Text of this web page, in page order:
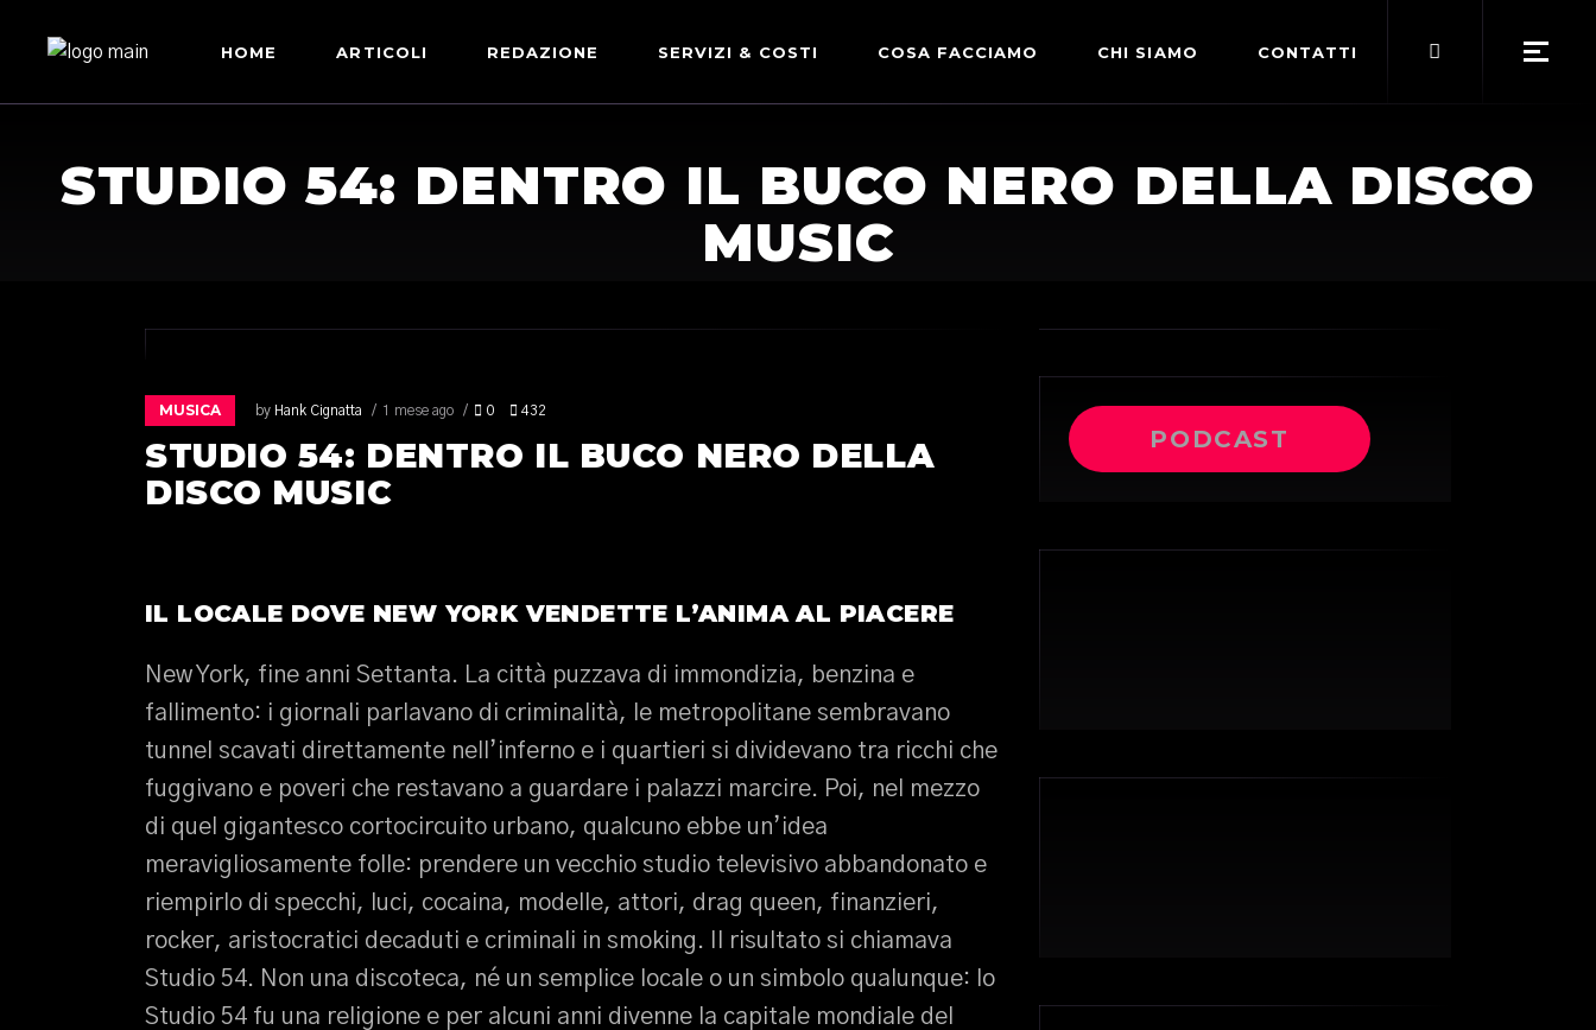
HOME ARTICOLI REDAZIONE SERVIZI & COSTI
LE NOSTRE PARTNERSHIP
COMUNICAZIONE EXPRESS
COSA FACCIAMO CHI SIAMO
TERMINI DI SERVIZIO
CONTATTI
STUDIO 54: DENTRO IL BUCO NERO DELLA DISCO
MUSIC
MUSICA by Hank Cignatta 1 mese ago 0 432
STUDIO 54: DENTRO IL BUCO NERO DELLA
DISCO MUSIC
IL LOCALE DOVE NEW YORK VENDETTE L’ANIMA AL PIACERE
New York, fine anni Settanta. La città puzzava di immondizia, benzina e
fallimento: i giornali parlavano di criminalità, le metropolitane sembravano
tunnel scavati direttamente nell’inferno e i quartieri si dividevano tra ricchi che
fuggivano e poveri che restavano a guardare i palazzi marcire. Poi, nel mezzo
di quel gigantesco cortocircuito urbano, qualcuno ebbe un’idea
meravigliosamente folle: prendere un vecchio studio televisivo abbandonato e
riempirlo di specchi, luci, cocaina, modelle, attori, drag queen, finanzieri,
rocker, aristocratici decaduti e criminali in smoking. Il risultato si chiamava
Studio 54. Non una discoteca, né un semplice locale o un simbolo qualunque: lo
Studio 54 fu una religione e per alcuni anni divenne la capitale mondiale del
PODCAST